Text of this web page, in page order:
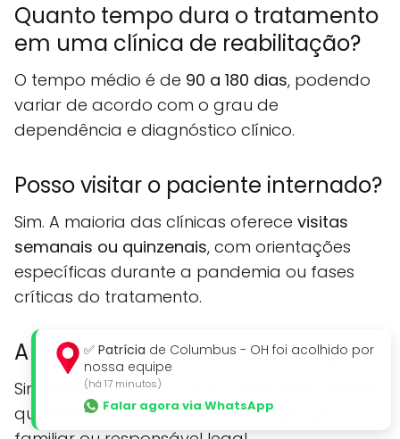
Quanto tempo dura o tratamento
em uma clínica de reabilitação?
O tempo médio é de 90 a 180 dias, podendo
variar de acordo com o grau de
dependência e diagnóstico clínico.
Posso visitar o paciente internado?
Sim. A maioria das clínicas oferece visitas
semanais ou quinzenais, com orientações
específicas durante a pandemia ou fases
críticas do tratamento.
A internação involuntária é legal?
Sim, prevista por lei (Lei nº 13.840/2019), desde
que haja laudo médico e solicitação por
✅ Patrícia de Columbus - OH foi acolhido por
nossa equipe
(há 17 minutos)
Falar agora via WhatsApp